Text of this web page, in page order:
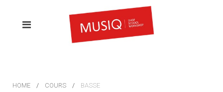
HOME COURS BASSE